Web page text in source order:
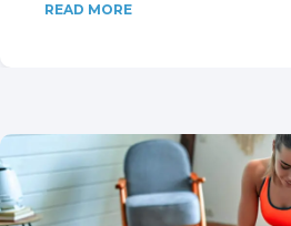
READ MORE